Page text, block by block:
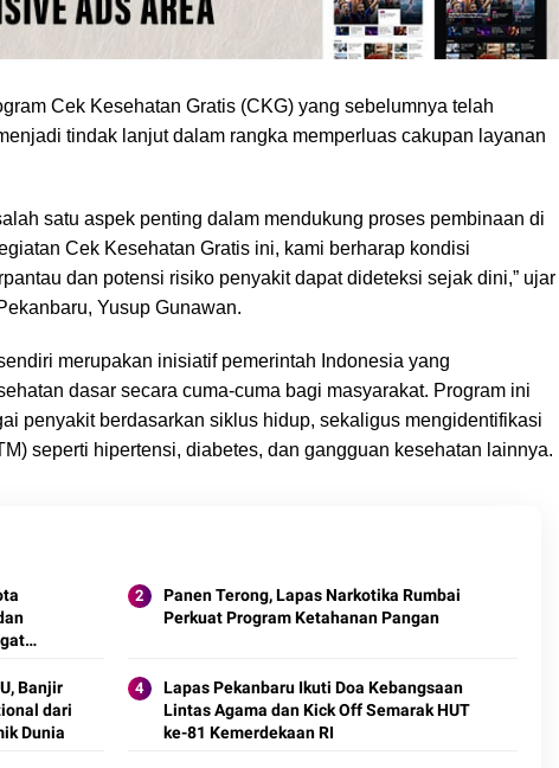
Cek Kesehatan Gratis (CKG) yang sebelumnya telah
tindak lanjut dalam rangka memperluas cakupan layanan
satu aspek penting dalam mendukung proses pembinaan di
Cek Kesehatan Gratis ini, kami berharap kondisi
dan potensi risiko penyakit dapat dideteksi sejak dini,” ujar
Yusup Gunawan.
merupakan inisiatif pemerintah Indonesia yang
dasar secara cuma-cuma bagi masyarakat. Program ini
penyakit berdasarkan siklus hidup, sekaligus mengidentifikasi
seperti hipertensi, diabetes, dan gangguan kesehatan lainnya.
Panen Terong, Lapas Narkotika Rumbai
Perkuat Program Ketahanan Pangan
Banjir
dari
Dunia
Lapas Pekanbaru Ikuti Doa Kebangsaan
Lintas Agama dan Kick Off Semarak HUT
ke-81 Kemerdekaan RI